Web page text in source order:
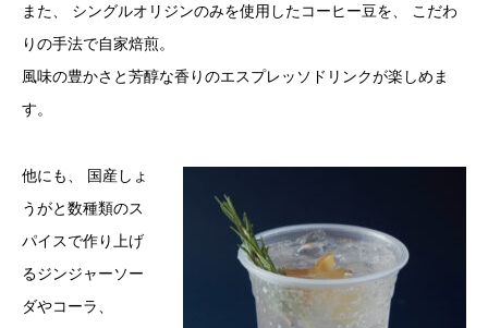
また、 シングルオリジンのみを使用したコーヒー豆を、 こだわ
りの手法で自家焙煎。
風味の豊かさと芳醇な香りのエスプレッソドリンクが楽しめま
す。
他にも、 国産しょ
うがと数種類のス
パイスで作り上げ
るジンジャーソー
ダやコーラ、